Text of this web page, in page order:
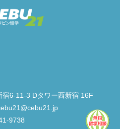
6-11-3 Dタワー西新宿 16F
9738